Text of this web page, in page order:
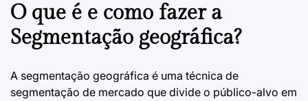
O que é e como fazer a
Segmentação geográfica?
A segmentação geográfica é uma técnica de
segmentação de mercado que divide o público-alvo em